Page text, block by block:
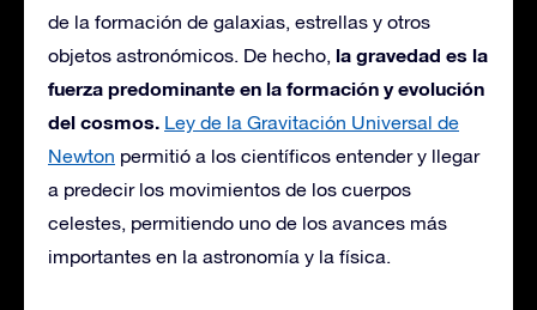
de la formación de galaxias, estrellas y otros
objetos astronómicos. De hecho, la gravedad es la
fuerza predominante en la formación y evolución
del cosmos. Ley de la Gravitación Universal de
Newton permitió a los científicos entender y llegar
a predecir los movimientos de los cuerpos
celestes, permitiendo uno de los avances más
importantes en la astronomía y la física.